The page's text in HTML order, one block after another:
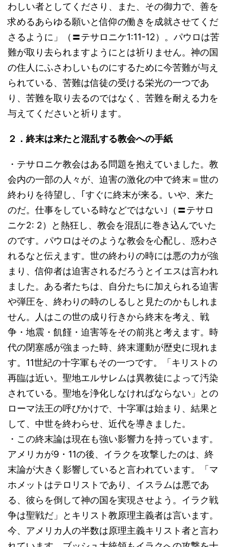
わしい者としてくださり、また、その御力で、善を
求めるあらゆる願いと信仰の働きを成就させてくだ
さるように」（〓テサロニケ1:11-12）。パウロは苦
難が取り去られますようにとは祈りません。神の国
の住人にふさわしいものにするために今苦難が与え
られている、苦難は信徒の受ける栄光の一つであ
り、苦難を取り去るのではなく、苦難を耐える力を
与えてくださいと祈ります。
２．終末は来たと混乱する教会への手紙
・テサロニケ教会はある問題を抱えていました。教
会内の一部の人々が、迫害の激化の中で終末＝世の
終わりを待望し、｢すぐに終末が来る。いや、来た
のだ。仕事をしている時などではない｣（〓テサロ
ニケ2: 2）と熱狂し、教会を混乱に巻き込んでいた
のです。パウロはそのような教会を心配し、惑わさ
れるなと伝えます。世の終わりの時には悪の力が強
まり、信仰者は迫害されるだろうとイエスは言われ
ました。ある者たちは、自分たちに加えられる迫害
や弾圧を、終わりの時のしるしと見たのかもしれま
せん。人はこの世の成り行きから終末を考え、戦
争・地震・飢饉・迫害等をその前兆と考えます。時
代の閉塞感が強まった時、終末運動が歴史に現れま
す。11世紀の十字軍もその一つです。「キリストの
再臨は近い。聖地エルサレムは異教徒によって汚染
されている。聖地を浄化しなければならない」との
ローマ法王の呼びかけで、十字軍は始まり、結果と
して、中世を終わらせ、近代を導きました。
・この終末論は現在も強い影響力を持っています。
アメリカが9・11の後、イラクを攻撃したのは、終
末論が大きく影響していると言われています。「マ
ホメットはテロリストであり、イスラムは悪であ
る、彼らを倒して神の国を実現させよう。イラク戦
争は聖戦だ」とキリスト教原理主義者は言います。
今、アメリカ人の半数は原理主義キリスト者と言わ